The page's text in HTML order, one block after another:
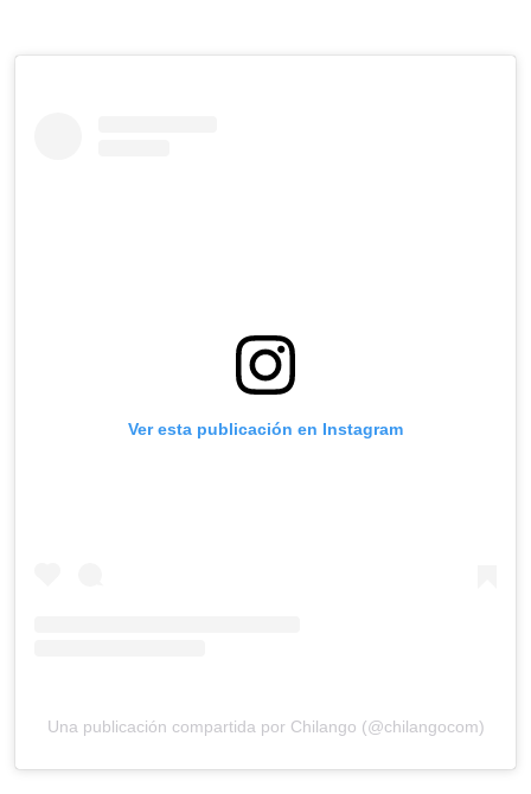
Ver esta publicación en Instagram
Una publicación compartida por Chilango (@chilangocom)